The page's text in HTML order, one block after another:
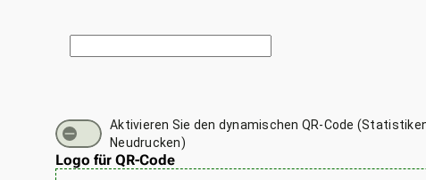
Aktivieren Sie den dynamischen QR-Code
Neudrucken)
Logo für QR-Code